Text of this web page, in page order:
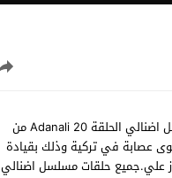
شاهد مسلسل اضنالي الحلقة 20 مترجم للعربية مسلسل تركي دراما و اكشن و كوميديا مسلسل اضنالي الحلقة 20 Adanali من
عصابة في تركية وذلك بقيادة
علي.جميع حلقات مسلسل اضنالي